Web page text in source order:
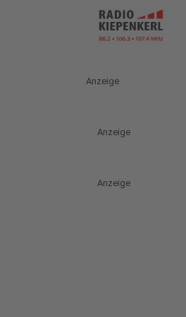
Anzeige
Anzeige
Anzeige